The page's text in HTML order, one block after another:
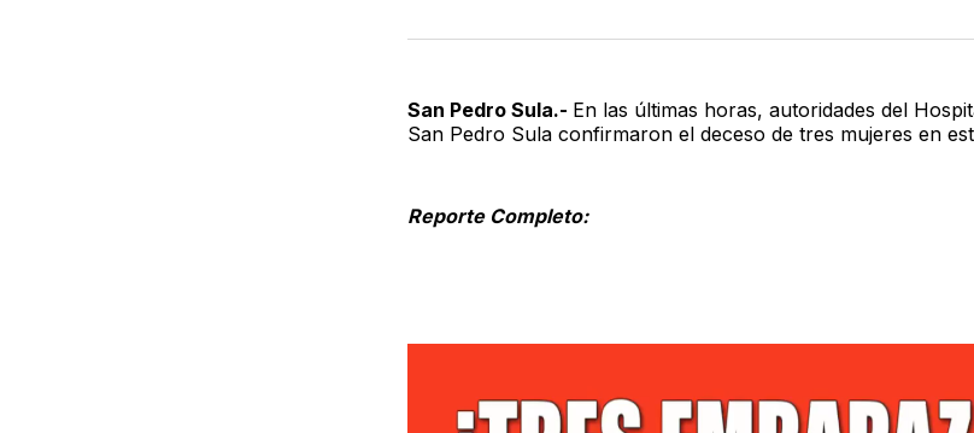
San Pedro Sula.- En las últimas horas, autoridades del
San Pedro Sula confirmaron el deceso de tres mujeres en
Reporte Completo: